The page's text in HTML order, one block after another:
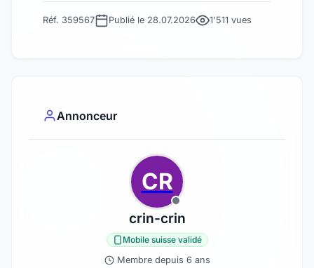
Réf. 359567 Publié le 28.07.2026 1'511 vues
Annonceur
CR
crin-crin
Mobile suisse validé
Membre depuis 6 ans